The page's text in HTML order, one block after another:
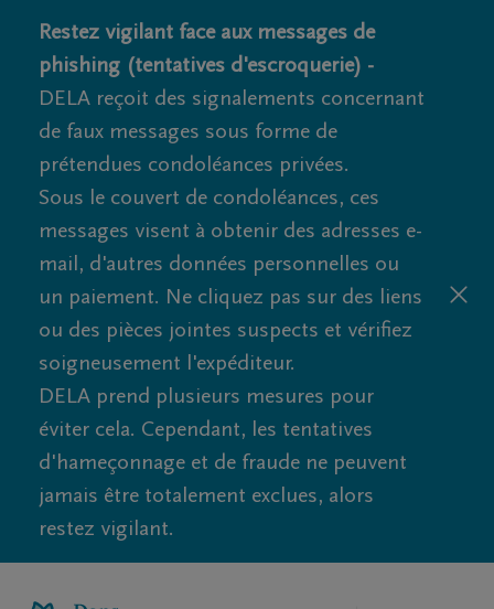
Restez vigilant face aux messages de
phishing (tentatives d'escroquerie) -
DELA reçoit des signalements concernant
de faux messages sous forme de
prétendues condoléances privées.
Sous le couvert de condoléances, ces
messages visent à obtenir des adresses e-
mail, d'autres données personnelles ou
un paiement. Ne cliquez pas sur des liens
ou des pièces jointes suspects et vérifiez
soigneusement l'expéditeur.
DELA prend plusieurs mesures pour
éviter cela. Cependant, les tentatives
d'hameçonnage et de fraude ne peuvent
jamais être totalement exclues, alors
restez vigilant.